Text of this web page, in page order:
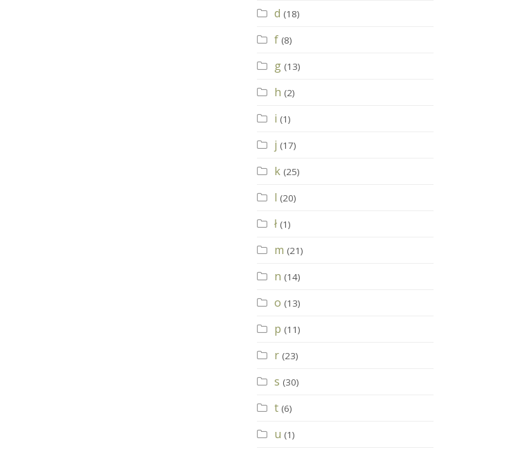
d (18)
f (8)
g (13)
h (2)
i (1)
j (17)
k (25)
l (20)
ł (1)
m (21)
n (14)
o (13)
p (11)
r (23)
s (30)
t (6)
u (1)